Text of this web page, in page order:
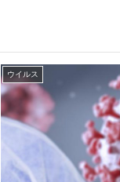
ウイルス